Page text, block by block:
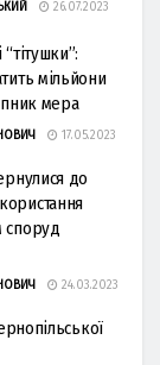
26.07.2023
мільйони
мера
17.05.2023
до
споруд
24.03.2023